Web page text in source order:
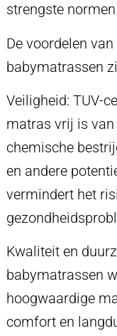
strengste
De voordelen
babymatrassen
Veiligheid: TUV-
matras vrij is
chemische
en andere
vermindert het
Kwaliteit en
babymatrassen
hoogwaardige
comfort en